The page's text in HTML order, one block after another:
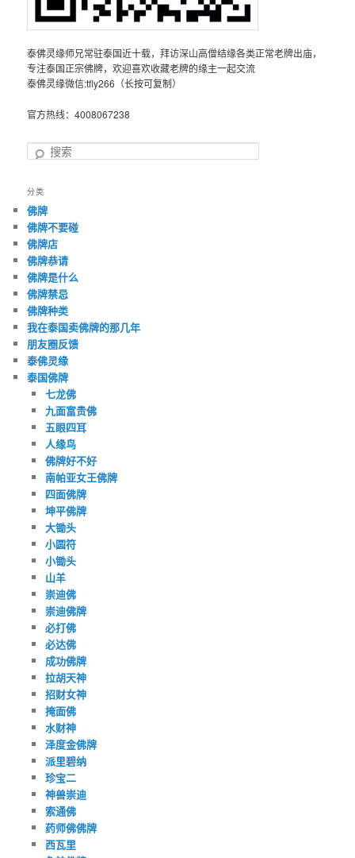
泰佛灵缘师兄常驻泰国近十载，拜访深山高僧结缘各类正常老牌出庙，
专注泰国正宗佛牌，欢迎喜欢收藏老牌的缘主一起交流
泰佛灵缘微信:tfly266（长按可复制）
官方热线：4008067238
搜
分类
佛牌
佛牌不要碰
佛牌店
佛牌恭请
佛牌是什么
佛牌禁忌
佛牌种类
我在泰国卖佛牌的那几年
朋友圈反馈
泰佛灵缘
泰国佛牌
七龙佛
九面富贵佛
五眼四耳
人缘鸟
佛牌好不好
南帕亚女王佛牌
四面佛牌
坤平佛牌
大锄头
小圆符
小锄头
山羊
崇迪佛
崇迪佛牌
必打佛
必达佛
成功佛牌
拉胡天神
招财女神
掩面佛
水财神
泽度金佛牌
派里碧纳
珍宝二
神兽崇迪
索通佛
药师佛佛牌
西瓦里